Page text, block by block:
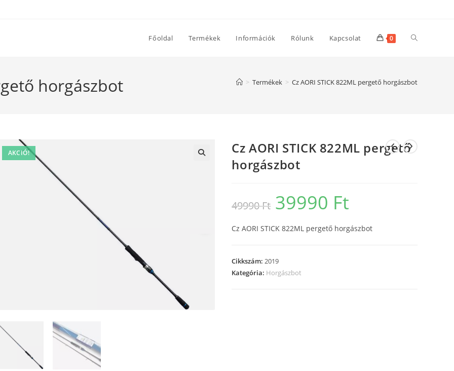
Főoldal Termékek Információk Rólunk Kapcsolat 0 Toggle
horgászbot > Termékek > Cz AORI STICK 822ML pergető horgászbot
AKCIÓ!
Cz AORI STICK 822ML pergető
horgászbot
49990Ft
Original
price
was:
39990 Ft
Cz AORI STICK 822ML pergető horgászbot
Cikkszám:2019
Kategória: Horgászbot